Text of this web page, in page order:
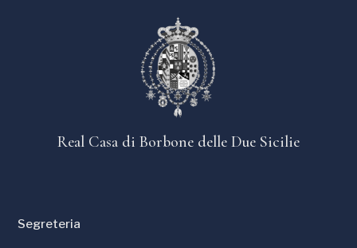
Real Casa di Borbone delle Due Sicilie
Segreteria